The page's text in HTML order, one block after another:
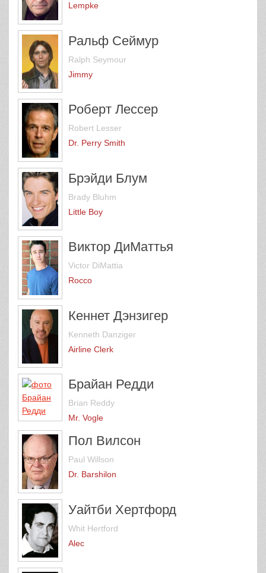
Lempke
Ральф Сеймур
Ralph Seymour
Jimmy
Роберт Лессер
Robert Lesser
Dr. Perry Smith
Брэйди Блум
Brady Bluhm
Little Boy
Виктор ДиМаттья
Victor DiMattia
Rocco
Кеннет Дэнзигер
Kenneth Danziger
Airline Clerk
Брайан Редди
Brian Reddy
Mr. Vogle
Пол Вилсон
Paul Willson
Dr. Barshilon
Уайтби Хертфорд
Whit Hertford
Alec